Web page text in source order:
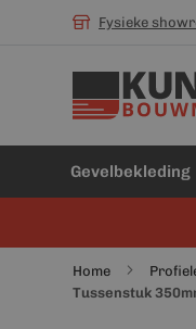
Fysieke
Gevelbekleding
Home
Tussenstuk